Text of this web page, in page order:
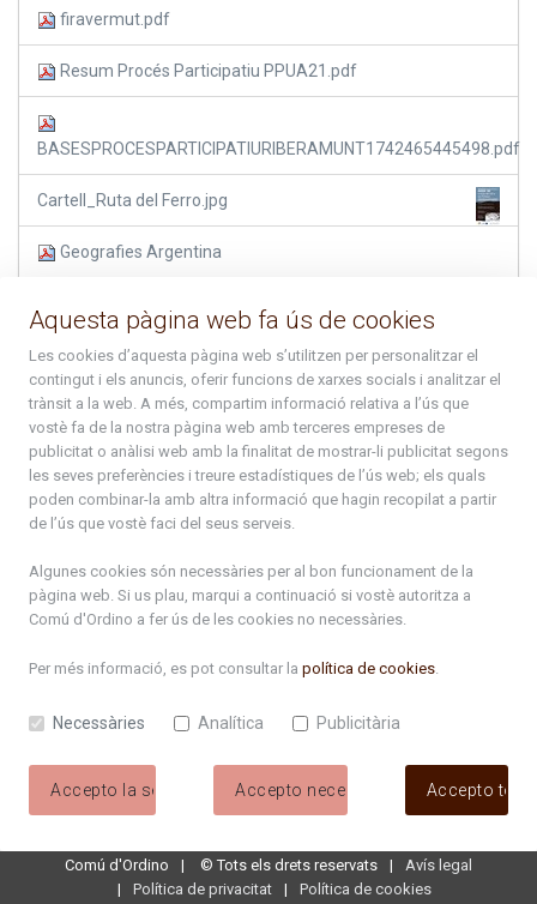
firavermut.pdf
Resum Procés Participatiu PPUA21.pdf
BASESPROCESPARTICIPATIURIBERAMUNT1742465445498.pdf
Cartell_Ruta del Ferro.jpg
Geografies Argentina
Programa Setmanes Joves 2025.pdf
activitatssorteny.pdf
Programa_ActivitatsSorteny2025.pdf
NitCandela2025_web.pdf
PROPOSTES FINALISTES DEL PROCÉS PARTICIPATIU
2025 CENTRADES A RIBERAMUNT.pdf
Guia d'activitats 2025-26
DipticFiraNadal2025_cat_web.pdf
Aquesta pàgina web fa ús de cookies
Les cookies d’aquesta pàgina web s’utilitzen per personalitzar el
contingut i els anuncis, oferir funcions de xarxes socials i analitzar el
trànsit a la web. A més, compartim informació relativa a l’ús que
vostè fa de la nostra pàgina web amb terceres empreses de
publicitat o anàlisi web amb la finalitat de mostrar-li publicitat segons
les seves preferències i treure estadístiques de l’ús web; els quals
poden combinar-la amb altra informació que hagin recopilat a partir
de l’ús que vostè faci del seus serveis.
Algunes cookies són necessàries per al bon funcionament de la
pàgina web. Si us plau, marqui a continuació si vostè autoritza a
Comú d'Ordino a fer ús de les cookies no necessàries.
Per més informació, es pot consultar la política de cookies.
Necessàries Analítica Publicitària
Accepto la selecció Accepto necessàries Accepto
Comú d'Ordino ©Tots els drets reservats
Avís legal
Política de privacitat
Política de cookies